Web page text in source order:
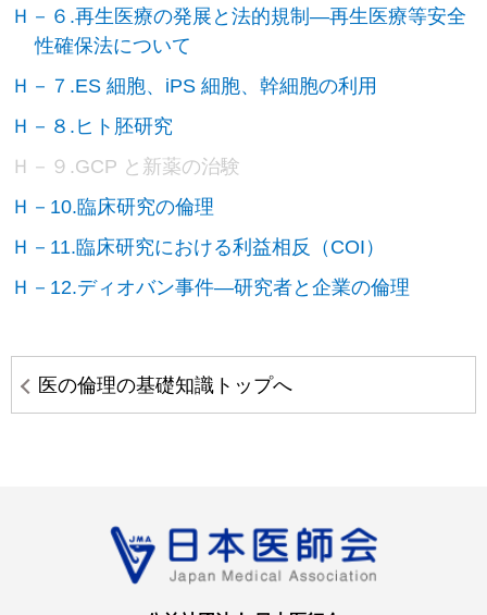
Ｈ－６.再生医療の発展と法的規制―再生医療等安全
性確保法について
Ｈ－７.ES 細胞、iPS 細胞、幹細胞の利用
Ｈ－８.ヒト胚研究
Ｈ－９.GCP と新薬の治験
Ｈ－10.臨床研究の倫理
Ｈ－11.臨床研究における利益相反（COI）
Ｈ－12.ディオバン事件―研究者と企業の倫理
医の倫理の基礎知識トップへ